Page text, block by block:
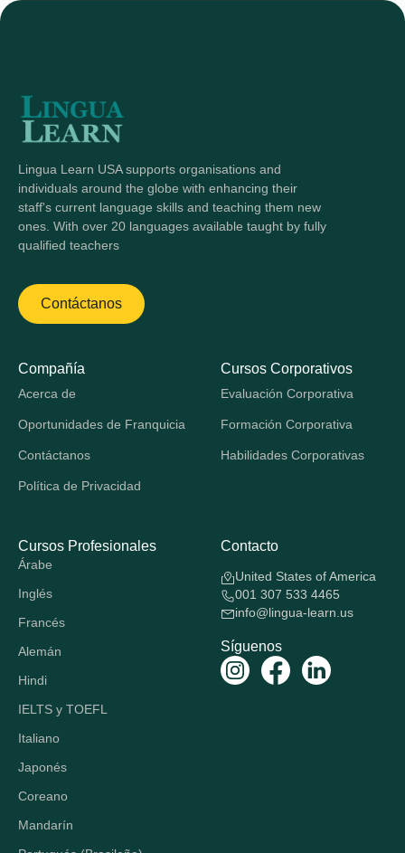
Lingua Learn USA supports organisations and
individuals around the globe with enhancing their
staff's current language skills and teaching them new
ones. With over 20 languages available taught by fully
qualified teachers
Contáctanos
Compañía
Acerca de
Oportunidades de Franquicia
Contáctanos
Política de Privacidad
Cursos Corporativos
Evaluación Corporativa
Formación Corporativa
Habilidades Corporativas
Cursos Profesionales
Árabe
Inglés
Francés
Alemán
Hindi
IELTS y TOEFL
Italiano
Japonés
Coreano
Mandarín
Contacto
United States of America
001 307 533 4465
info@lingua-learn.us
Síguenos